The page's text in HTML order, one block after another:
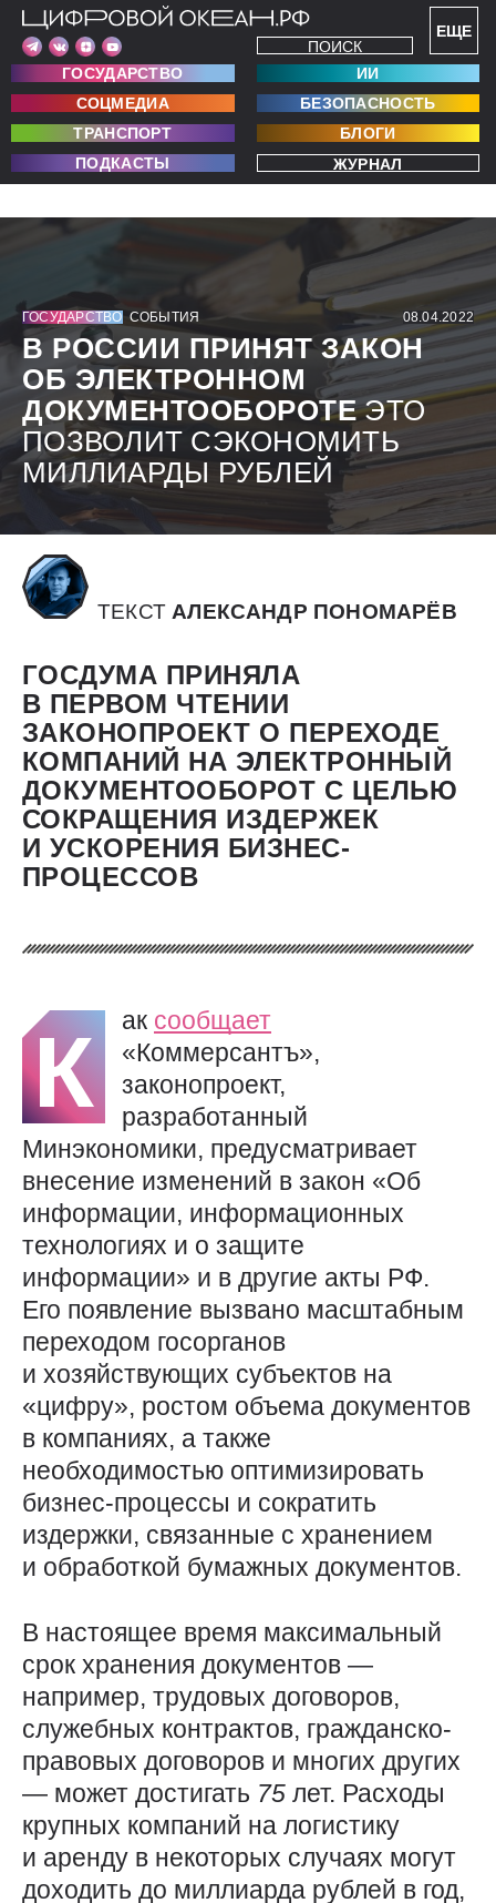
ЕЩЕ
ПОИСК
ГОСУДАРСТВО
ИИ
СОЦМЕДИА
БЕЗОПАСНОСТЬ
ТРАНСПОРТ
БЛОГИ
ПОДКАСТЫ
ЖУРНАЛ
ГОСУДАРСТВО СОБЫТИЯ 08.04.2022
В РОССИИ ПРИНЯТ ЗАКОН
ОБ ЭЛЕКТРОННОМ
ДОКУМЕНТООБОРОТЕЭТО
ПОЗВОЛИТ СЭКОНОМИТЬ
МИЛЛИАРДЫ РУБЛЕЙ
ТЕКСТ АЛЕКСАНДР ПОНОМАРЁВ
ГОСДУМА ПРИНЯЛА
В ПЕРВОМ ЧТЕНИИ
ЗАКОНОПРОЕКТ О ПЕРЕХОДЕ
КОМПАНИЙ НА ЭЛЕКТРОННЫЙ
ДОКУМЕНТООБОРОТ С ЦЕЛЬЮ
СОКРАЩЕНИЯ ИЗДЕРЖЕК
И УСКОРЕНИЯ БИЗНЕС-
ПРОЦЕССОВ
К ак сообщает
«Коммерсантъ»,
законопроект,
разработанный
Минэкономики, предусматривает
внесение изменений в закон «Об
информации, информационных
технологиях и о защите
информации» и в другие акты РФ.
Его появление вызвано масштабным
переходом госорганов
и хозяйствующих субъектов на
«цифру», ростом объема документов
в компаниях, а также
необходимостью оптимизировать
бизнес-процессы и сократить
издержки, связанные с хранением
и обработкой бумажных документов.
В настоящее время максимальный
срок хранения документов —
например, трудовых договоров,
служебных контрактов, гражданско-
правовых договоров и многих других
— может достигать 75 лет. Расходы
крупных компаний на логистику
и аренду в некоторых случаях могут
доходить до миллиарда рублей в год,